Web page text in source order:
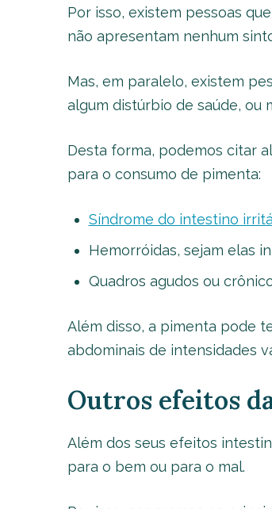
Por isso, existem pessoas
não apresentam nenhum
Mas, em paralelo, existem
algum distúrbio de saúde, ou
Desta forma, podemos citar
para o consumo de pimenta:
Síndrome do intestino
Hemorróidas, sejam elas
Quadros agudos ou
Além disso, a pimenta pode
abdominais de intensidades
Outros efeitos
Além dos seus efeitos
para o bem ou para o mal.